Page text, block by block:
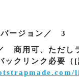
ージョン／ 3
商用可、ただし
ックリンク必要（